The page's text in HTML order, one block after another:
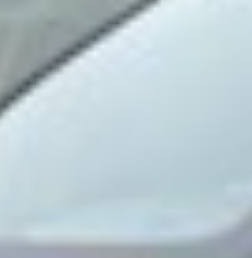
osobních údajů
data a času naším